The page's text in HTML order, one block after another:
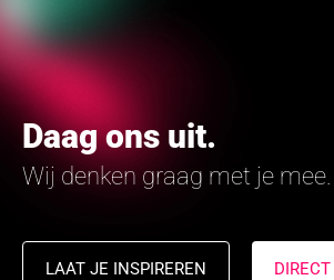
Daag ons uit.
Wij denken graag met je mee.
LAAT JE INSPIREREN